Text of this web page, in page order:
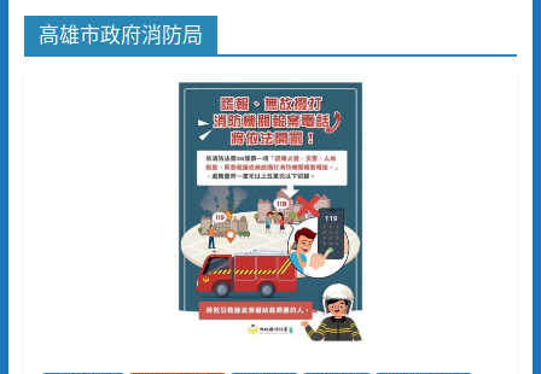
高雄市政府消防局